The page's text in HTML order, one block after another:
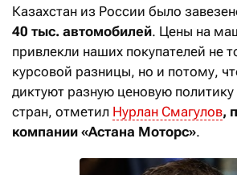
Казахстан из России было
40 тыс. автомобилей. Цены на
привлекли наших покупателей не
курсовой разницы, но и потому,
диктуют разную ценовую
стран, отметил Нурлан Смагулов,
компании «Астана Моторс».